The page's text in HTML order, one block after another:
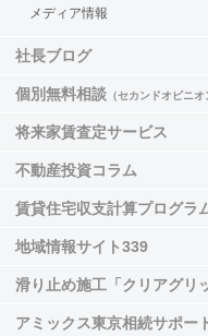
メディア情報
社長ブログ
個別無料相談 （セカンドオピニオ
将来家賃査定サービス
不動産投資コラム
賃貸住宅収支計算プログラ
地域情報サイト339
滑り止め施工「クリアグリ
アミックス東京相続サポー